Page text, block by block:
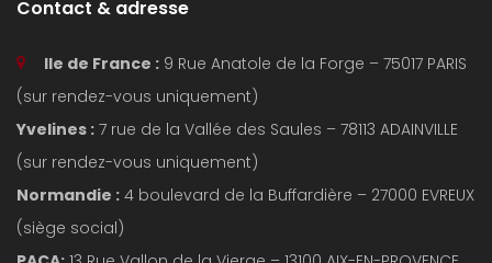
Contact & adresse
Ile de France : 9 Rue Anatole de la Forge – 75017 PARIS
(sur rendez-vous uniquement)
Yvelines : 7 rue de la Vallée des Saules – 78113 ADAINVILLE
(sur rendez-vous uniquement)
Normandie : 4 boulevard de la Buffardière – 27000 EVREUX
(siège social)